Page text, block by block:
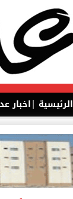
الرئيسية |اخبار